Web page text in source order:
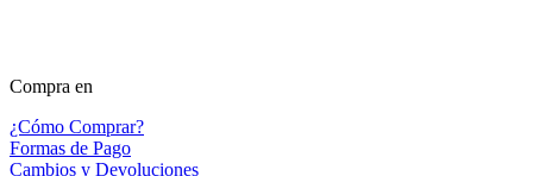
Compra en
¿Cómo Comprar?
Formas de Pago
Cambios y Devoluciones